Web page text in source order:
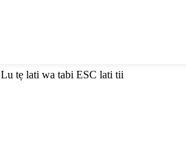
Lu tẹ lati wa tabi ESC lati tii